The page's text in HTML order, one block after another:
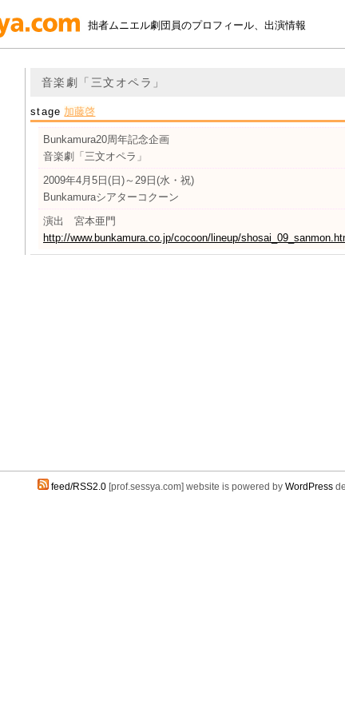
拙者ムニエル劇団員のプロフィール、出演情報
音楽劇「三文オペラ」
stage 加藤啓
Bunkamura20周年記念企画
音楽劇「三文オペラ」
2009年4月5日(日)～29日(水・祝)
Bunkamuraシアターコクーン
演出 宮本亜門
http://www.bunkamura.co.jp/cocoon/lineup/
feed/RSS2.0 [prof.sessya.com] website is powered by WordPress